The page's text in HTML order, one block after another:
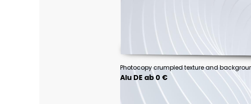
Alu DE ab 0 €